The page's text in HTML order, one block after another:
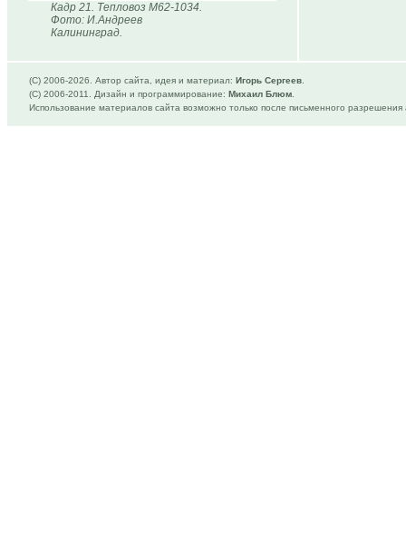
Кадр 21. Тепловоз М62-1034.
Фото: И.Андреев
Калининград.
(C) 2006-2026. Автор сайта, идея и материал: Игорь Сергеев
(C) 2006-2011. Дизайн и программирование: Михаил Блюм
Использование материалов сайта возможно только после письменного разрешения